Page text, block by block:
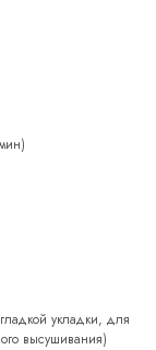
укладки, для
высушивания)